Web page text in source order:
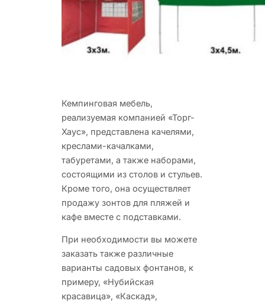
Кемпинговая мебель,
реализуемая компанией «Торг-
Хаус», представлена качелями,
креслами-качалками,
табуретами, а также наборами,
состоящими из столов и стульев.
Кроме того, она осуществляет
продажу зонтов для пляжей и
кафе вместе с подставками.
При необходимости вы можете
заказать также различные
варианты садовых фонтанов, к
примеру, «Нубийская
красавица», «Каскад»,